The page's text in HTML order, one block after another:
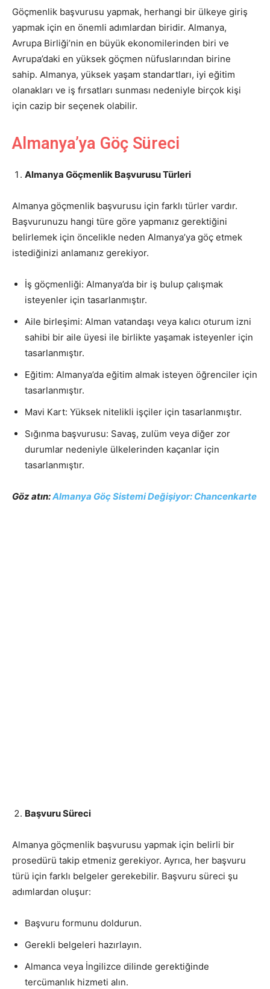
Göçmenlik başvurusu yapmak, herhangi bir ülkeye giriş
yapmak için en önemli adımlardan biridir. Almanya,
Avrupa Birliği’nin en büyük ekonomilerinden biri ve
Avrupa’daki en yüksek göçmen nüfuslarından birine
sahip. Almanya, yüksek yaşam standartları, iyi eğitim
olanakları ve iş fırsatları sunması nedeniyle birçok kişi
için cazip bir seçenek olabilir.
Almanya’ya Göç Süreci
Almanya Göçmenlik Başvurusu Türleri
Almanya göçmenlik başvurusu için farklı türler vardır.
Başvurunuzu hangi türe göre yapmanız gerektiğini
belirlemek için öncelikle neden Almanya’ya göç etmek
istediğinizi anlamanız gerekiyor.
İş göçmenliği: Almanya’da bir iş bulup çalışmak
isteyenler için tasarlanmıştır.
Aile birleşimi: Alman vatandaşı veya kalıcı oturum izni
sahibi bir aile üyesi ile birlikte yaşamak isteyenler için
tasarlanmıştır.
Eğitim: Almanya’da eğitim almak isteyen öğrenciler için
tasarlanmıştır.
Mavi Kart: Yüksek nitelikli işçiler için tasarlanmıştır.
Sığınma başvurusu: Savaş, zulüm veya diğer zor
durumlar nedeniyle ülkelerinden kaçanlar için
tasarlanmıştır.
Göz atın:Almanya Göç Sistemi Değişiyor: Chancenkarte
Başvuru Süreci
Almanya göçmenlik başvurusu yapmak için belirli bir
prosedürü takip etmeniz gerekiyor. Ayrıca, her başvuru
türü için farklı belgeler gerekebilir. Başvuru süreci şu
adımlardan oluşur:
Başvuru formunu doldurun.
Gerekli belgeleri hazırlayın.
Almanca veya İngilizce dilinde gerektiğinde
tercümanlık hizmeti alın.